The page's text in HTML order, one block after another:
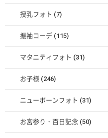
授乳フォト (7)
振袖コーデ (115)
マタニティフォト (31)
お子様 (246)
ニューボーンフォト (31)
お宮参り・百日記念 (50)